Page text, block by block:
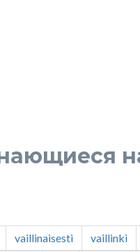
vaillinaisesti vaillinki